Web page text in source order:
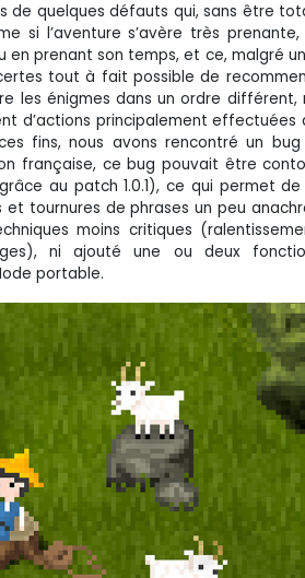
de quelques défauts qui, sans être
si l’aventure s’avère très
en prenant son temps, et ce, malgré
tout à fait possible de
les énigmes dans un ordre différent,
d’actions principalement effectuées
fins, nous avons rencontré un bug
française, ce bug pouvait être
au patch 1.0.1), ce qui permet
tournures de phrases un peu
moins critiques
ni ajouté une ou deux
portable.